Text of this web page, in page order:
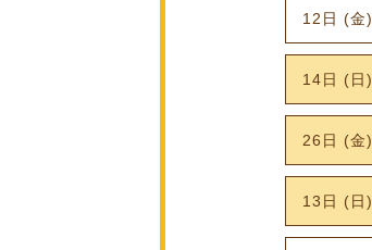
12日 (金)
14日 (日)
26日 (金)
13日 (日)